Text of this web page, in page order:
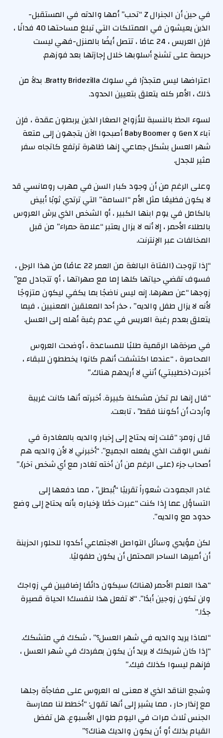
في حين أن الجنرال Z “تحب” أمها والدته في المستقبل-
الذين يعيشون في الممتلكات التي تبلغ مساحتها 40 فدانًا ،
فإن العريس ، 24 عامًا ، تتصل أيضًا بالمنزل-فهي ليست
حريصة على تشنج أسلوبها خلال إجازتها بعد فوزهم.
اعتراضها ليس متجذرًا في سلوك Bratty Bridezilla. بدلاً من
ذلك ، الأمر كله يتعلق بتعيين الحدود.
لسوء الحظ بالنسبة للأزواج الصغار الذين يربطون عقدة ، فإن
آباء Gen X و Baby Boomer أصبحوا الآن يتجهون إلى متعة
شهر العسل بشكل جماعي. إنها ظاهرة ترتفع كاتجاه سفر
مثير للجدل.
وعلى الرغم من أن وجود كبار السن في مهرب رومانسي قد
لا يكون فظيعًا مثل الأم “السامة” التي ترتدي ثوبًا أبيض
بالكامل في يوم ابنها الكبير ، أو الشخص الذي يرش العروس
بالطلاء الأحمر ، إلا أنه لا يزال يعتبر “علامة حمراء” من قبل
المخالفات عبر الإنترنت.
“إذا تزوجت (الفتاة البالغة من العمر 22 عامًا) من هذا الرجل ،
فسوف تقضي حياتها كلها إما مع صهراتها ، أو تتجادل مع”
زوجها “عن صهرها. إنه ليس ناضجًا بما يكفي ليكون متزوجًا
لأنه لا يزال طفل والديه” ، حذر أحد المعلقين المعنيين ، فيما
يتعلق بعدم رغبة العريس في عدم رغبة أهله إلى العسل.
في صرخةها الرقمية طلبًا للمساعدة ، أوضحت العروس
المحاصرة ، “عندما اكتشفت أنهم كانوا يخططون للبقاء ،
أخبرت (خطيبتي) أنني لا أريدهم هناك.”
“قال إنها لم تكن مشكلة كبيرة. أخبرته أنها كانت غريبة
وأردت أن أكوننا فقط” ، تابعت.
قال زومر: “قلت إنه يحتاج إلى إخبار والديه بالمغادرة في
نفس الوقت الذي يفعله الجميع”. “أخبرني لا لأن والديه هم
أصحاب جزء (على الرغم من أن أخته تغادر مع أي شخص آخر).”
غادر الجمودت شعوراً تقريبًا “بُبطل” ، مما دفعها إلى
التساؤل عما إذا كنت “عبرت خطًا بإخباره بأنه يحتاج إلى وضع
حدود مع والديه”.
لكن مؤيدي وسائل التواصل الاجتماعي أكدوا للحلور الحزينة
أن أميرها الساحر المحتمل أن يكون طفوليًا.
“هذا العلم الأحمر (هناك) سيكون دائمًا إضافيين في زواجك
ولن تكون زوجين أبدًا”. “لا تفعل هذا لنفسك! الحياة قصيرة
جدًا.”
“لماذا يريد والديه في شهر العسل؟” ، شكك في متشكك.
“إذا كان شريكك لا يريد أن يكون بمفردك في شهر العسل ،
فإنهم ليسوا كذلك فيك.”
وشجع الناقد الذي لا معنى له العروس على مفاجأة رجلها
مع إنذار حار ، مما يشير إلى أنها تقول: “أخطط لنا ممارسة
الجنس ثلاث مرات في اليوم طوال الأسبوع. هل تفضل
القيام بذلك أو أن يكون والديك هناك؟”